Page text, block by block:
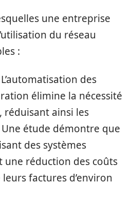
une entreprise
du réseau
:
L’automatisation des
élimine la nécessité
réduisant ainsi les
étude démontre que
des systèmes
une réduction des coûts
factures d’environ